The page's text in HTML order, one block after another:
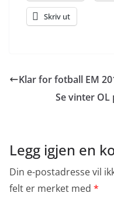
Skriv ut
Klar for fotball EM
Se vinter
Legg igjen en
Din e-postadresse vil
felt er merket med *